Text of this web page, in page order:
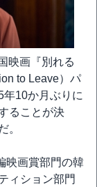
映画『別れる
to Leave）パ
年10か月ぶりに
ることが決
。
映画賞部門の韓
ィション部門